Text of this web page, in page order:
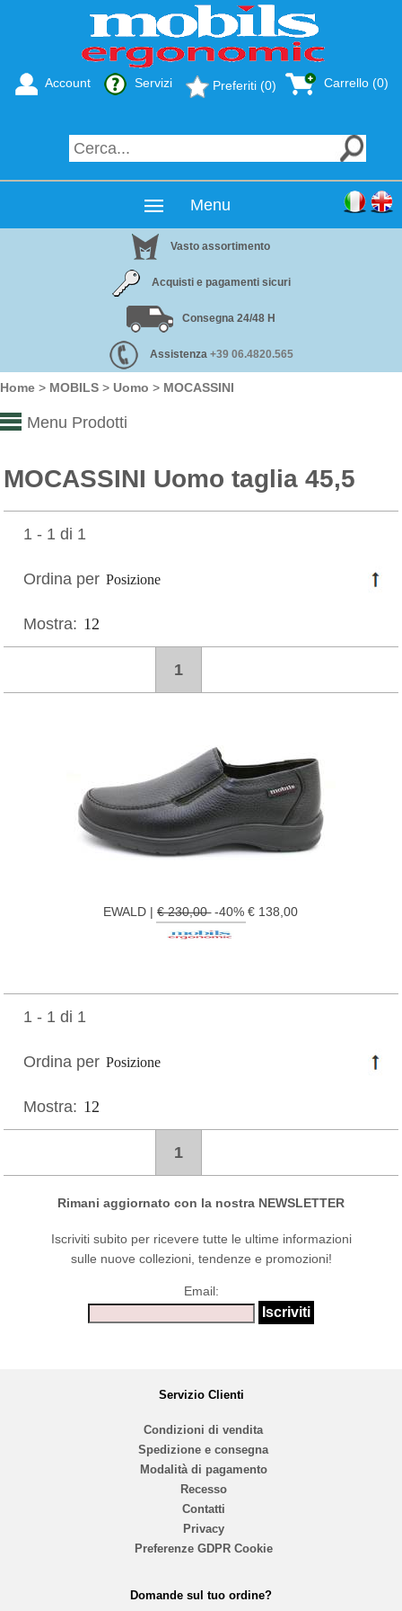
Carrello (0)
Preferiti (0)
Servizi
Account
Menu
Vasto assortimento
Acquisti e pagamenti sicuri
Consegna 24/48 H
Assistenza +39 06.4820.565
Home > MOBILS > Uomo > MOCASSINI
Menu Prodotti
MOCASSINI Uomo taglia 45,5
1 - 1 di 1
Ordina per
Mostra:
1
EWALD |€ 230,00-40% € 138,00
1 - 1 di 1
Ordina per
Mostra:
1
Rimani aggiornato con la nostra NEWSLETTER
Iscriviti subito per ricevere tutte le ultime informazioni
sulle nuove collezioni, tendenze e promozioni!
Email:
Servizio Clienti
Condizioni di vendita
Spedizione e consegna
Modalità di pagamento
Recesso
Contatti
Privacy
Preferenze GDPR Cookie
Domande sul tuo ordine?